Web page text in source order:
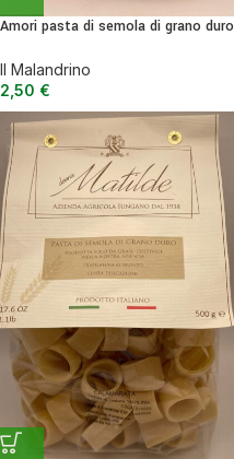
Amori pasta di semola di grano duro
Il Malandrino
2,50 €